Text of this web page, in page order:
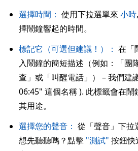
選擇時間： 使用下拉選單來 小時,
擇鬧鐘響起的時間。
標記它（可選但建議！）： 在「
入鬧鐘的簡短描述（例如：「團
查」或「叫醒電話」） – 我們
06:45" 這個名稱 ). 此標籤會在
其用途。
選擇您的聲音： 從「聲音」下拉
想先聽聽嗎？點擊 "測試" 按鈕快